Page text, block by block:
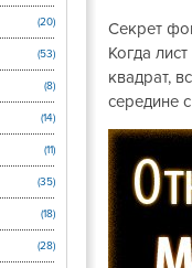
(20)
(53)
(8)
(14)
(11)
(35)
(18)
(28)
Секрет
Когда
квадрат,
середине